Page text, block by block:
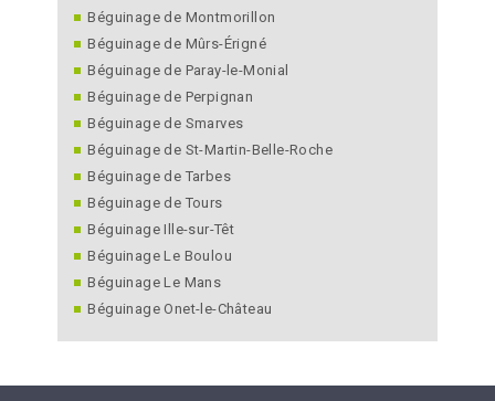
Béguinage de Montmorillon
Béguinage de Mûrs-Érigné
Béguinage de Paray-le-Monial
Béguinage de Perpignan
Béguinage de Smarves
Béguinage de St-Martin-Belle-Roche
Béguinage de Tarbes
Béguinage de Tours
Béguinage Ille-sur-Têt
Béguinage Le Boulou
Béguinage Le Mans
Béguinage Onet-le-Château